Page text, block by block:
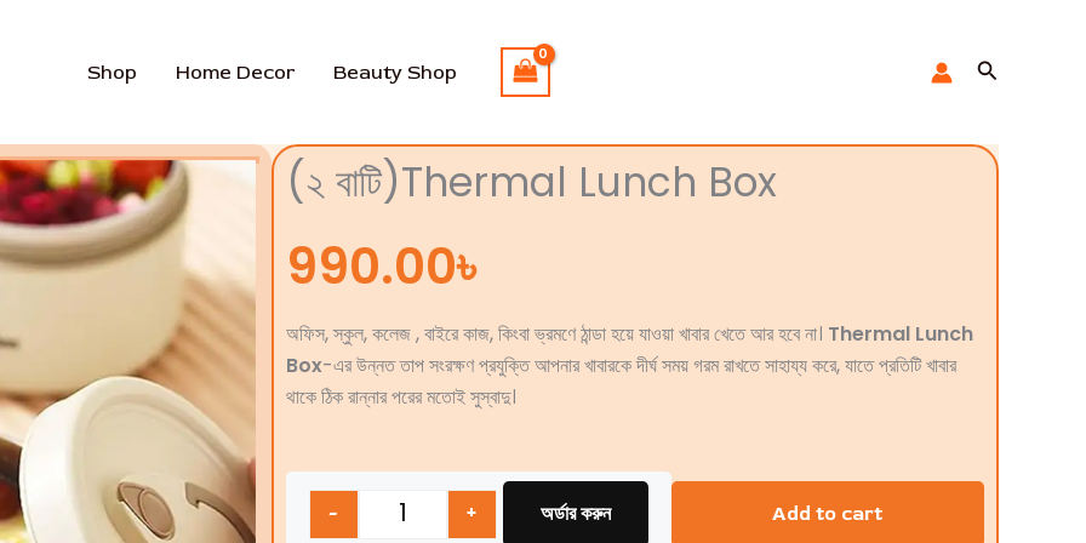
Shop Home Decor Beauty Shop Search
(২ বাটি)Thermal Lunch Box
990.00৳
অফিস, স্কুল, কলেজ , বাইরে কাজ, কিংবা ভ্রমণে ঠান্ডা হয়ে যাওয়া খাবার খেতে আর হবে না। Thermal Lunch
Box-এর উন্নত তাপ সংরক্ষণ প্রযুক্তি আপনার খাবারকে দীর্ঘ সময় গরম রাখতে সাহায্য করে, যাতে প্রতিটি খাবার
থাকে ঠিক রান্নার পরের মতোই সুস্বাদু।
Quantity
- + অর্ডার করুন Add to cart